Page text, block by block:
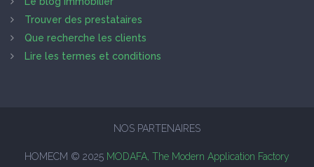
Trouver des prestataires
Que recherche les clients
Lire les termes et conditions
NOS PARTENAIRES
HOMECM © 2025 MODAFA, The Modern Application Factory